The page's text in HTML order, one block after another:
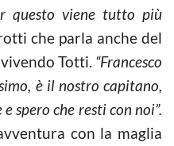
questo viene tutto più
che parla anche del
Totti. “Francesco
è il nostro capitano,
spero che resti con noi”.
con la maglia